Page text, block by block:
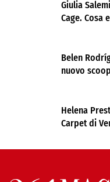
Giulia
Cage. Cosa
Belen
nuovo
Helena
Carpet di